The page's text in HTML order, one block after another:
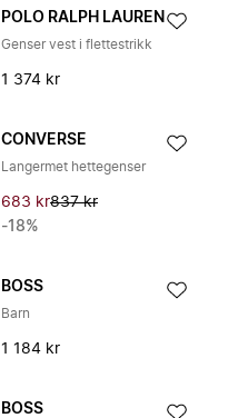
POLO RALPH LAUREN
Genser vest i flettestrikk
1 374 kr
CONVERSE
Langermet hettegenser
683 kr837 kr
-18%
BOSS
Barn
1 184 kr
BOSS